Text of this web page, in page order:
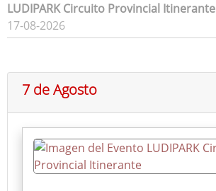
LUDIPARK Circuito Provincial Itinerante
17-08-2026
7 de Agosto